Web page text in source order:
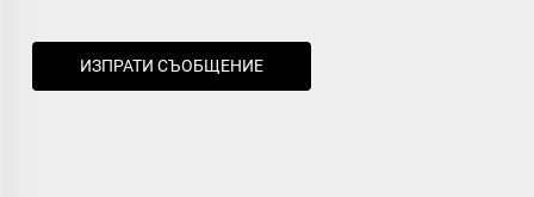
ИЗПРАТИ СЪОБЩЕНИЕ